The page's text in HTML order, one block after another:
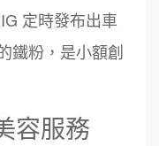
定時發布出車
鐵粉，是小額創
容服務